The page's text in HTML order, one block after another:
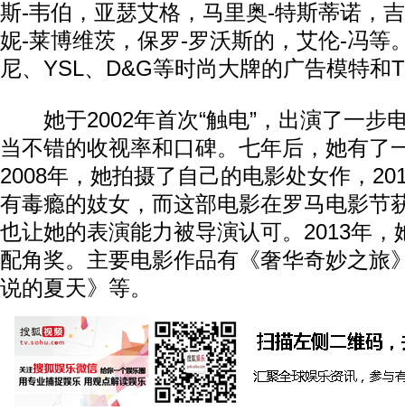
斯-韦伯，亚瑟艾格，马里奥-特斯蒂诺，
妮-莱博维茨，保罗-罗沃斯的，艾伦-冯等
尼、YSL、D&G等时尚大牌的广告模特和
她于2002年首次“触电”，出演了一步
当不错的收视率和口碑。七年后，她有了
2008年，她拍摄了自己的电影处女作，
有毒瘾的妓女，而这部电影在罗马电影节
也让她的表演能力被导演认可。2013年，
配角奖。主要电影作品有《奢华奇妙之旅
说的夏天》等。